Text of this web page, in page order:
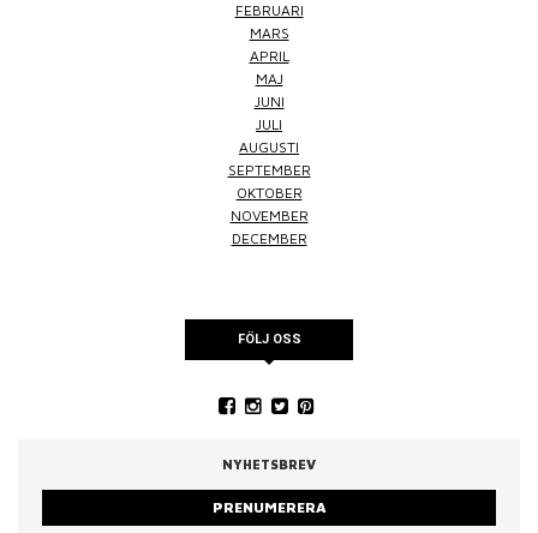
FEBRUARI
MARS
APRIL
MAJ
JUNI
JULI
AUGUSTI
SEPTEMBER
OKTOBER
NOVEMBER
DECEMBER
FÖLJ OSS
NYHETSBREV
PRENUMERERA